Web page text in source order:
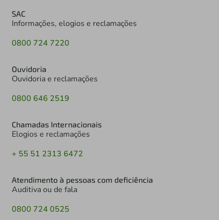
SAC
Informações, elogios e reclamações
0800 724 7220
Ouvidoria
Ouvidoria e reclamações
0800 646 2519
Chamadas Internacionais
Elogios e reclamações
+ 55 51 2313 6472
Atendimento à pessoas com deficiência
Auditiva ou de fala
0800 724 0525